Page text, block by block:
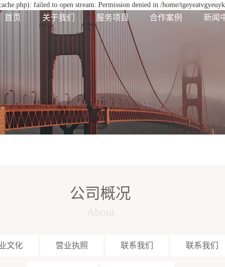
failed to open stream: Permission denied in /home/
首页 关于我们 服务项目 合作案例 新闻
公司概况
文化 营业执照 联系我们 联系我们